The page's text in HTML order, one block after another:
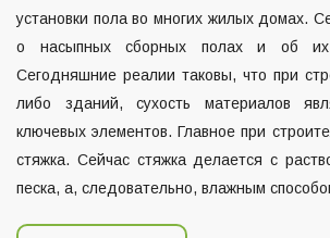
установки пола во многих жилых домах.
о насыпных сборных полах и об их
Сегодняшние реалии таковы, что при
либо зданий, сухость материалов
ключевых элементов. Главное при
стяжка. Сейчас стяжка делается с
песка, а, следовательно, влажным